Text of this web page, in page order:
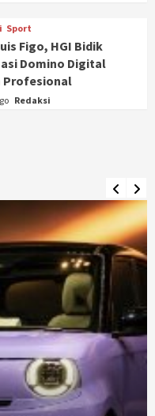
Sport
Figo, HGI Bidik
Domino Digital
Profesional
Redaksi